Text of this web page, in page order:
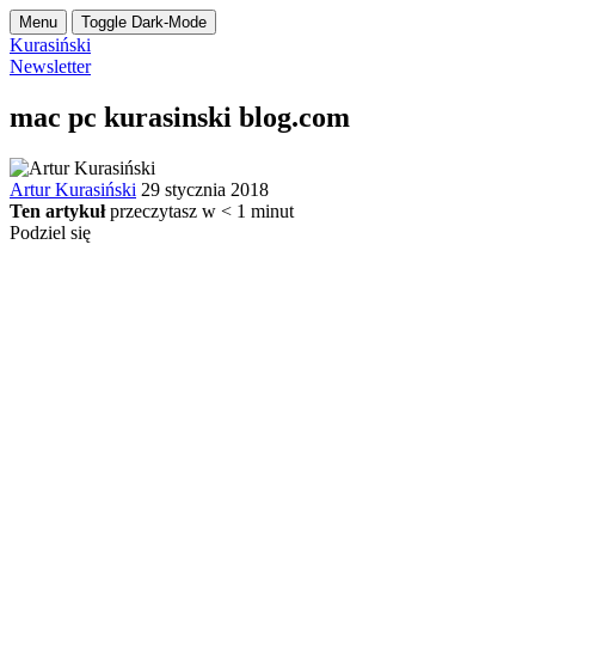
Menu Toggle Dark-Mode
Kurasiński
Newsletter
mac pc kurasinski blog.com
Artur Kurasiński 29 stycznia 2018
Ten artykuł przeczytasz w < 1 minut
Podziel się